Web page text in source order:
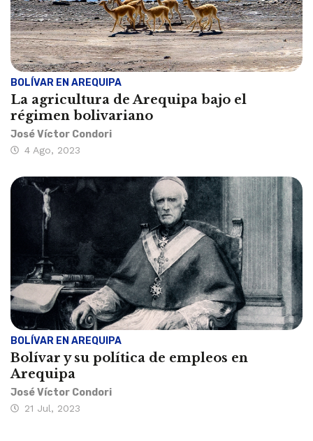
BOLÍVAR EN AREQUIPA
La agricultura de Arequipa bajo el
régimen bolivariano
José Víctor Condori
4 Ago, 2023
BOLÍVAR EN AREQUIPA
Bolívar y su política de empleos en
Arequipa
José Víctor Condori
21 Jul, 2023